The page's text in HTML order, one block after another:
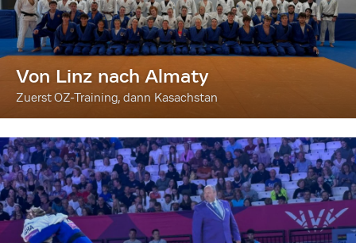
Von Linz nach Almaty
Zuerst OZ-Training, dann Kasachstan